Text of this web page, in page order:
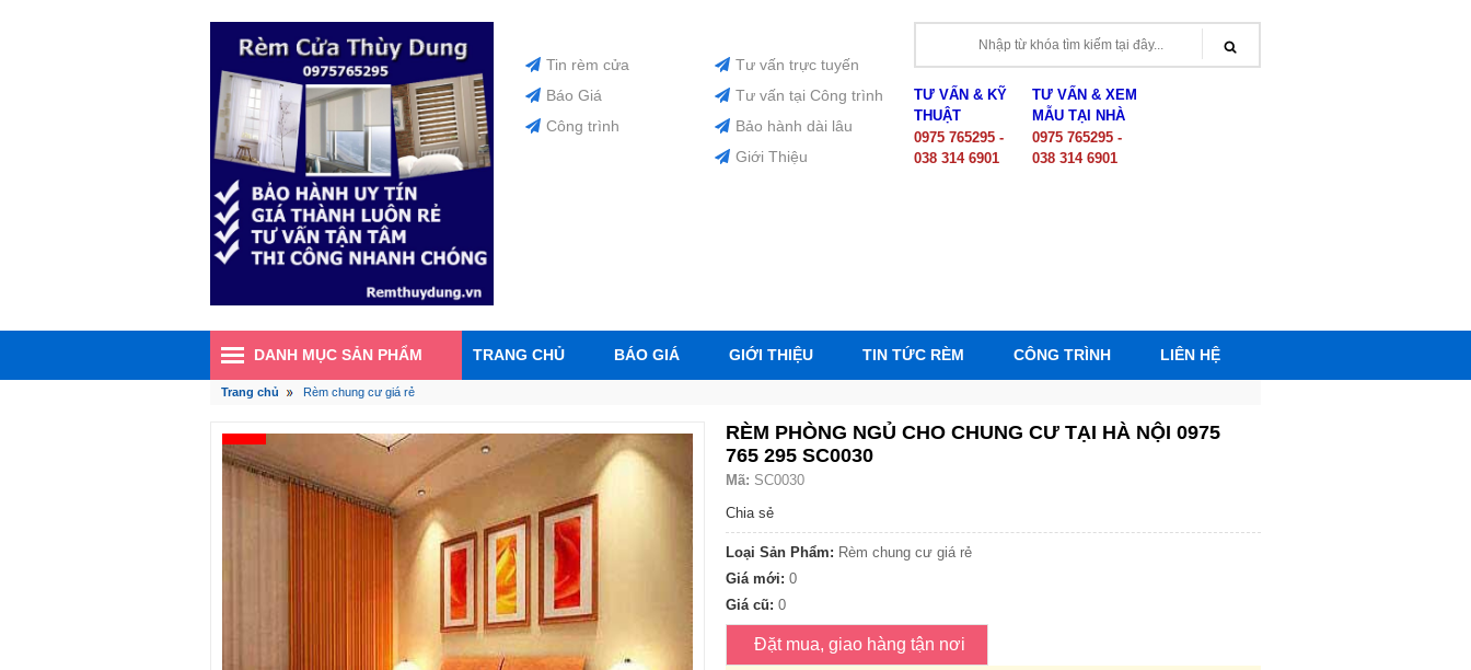
Tin rèm cửa
Báo Giá
Công trình
Tư vấn trực tuyến
Tư vấn tại Công trình
Bảo hành dài lâu
Giới Thiệu
TƯ VẤN & KỸ
THUẬT
0975 765295 -
038 314 6901
TƯ VẤN & XEM
MẪU TẠI NHÀ
0975 765295 -
038 314 6901
DANH MỤC SẢN PHẨM TRANG CHỦ BÁO GIÁ GIỚI THIỆU TIN TỨC RÈM CÔNG TRÌNH LIÊN HỆ
Trang chủ Rèm chung cư giá rẻ
RÈM PHÒNG NGỦ CHO CHUNG CƯ TẠI HÀ NỘI 0975
765 295 SC0030
Mã: SC0030
Chia sẻ
Loại Sản Phẩm: Rèm chung cư giá rẻ
Giá mới:0
Giá cũ:0